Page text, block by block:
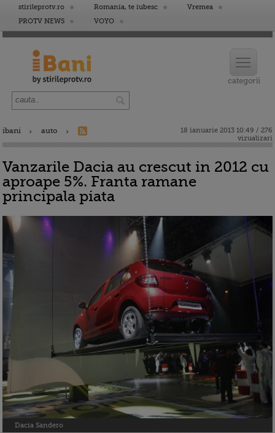
stirileprotv.ro Romania, te iubesc
Vremea
PROTV NEWS
VOYO
ibani auto
18 ianuarie 2013 10:49 / 276
vizualizari
Vanzarile Dacia au crescut in 2012 cu
aproape 5%. Franta ramane
principala piata
Dacia Sandero